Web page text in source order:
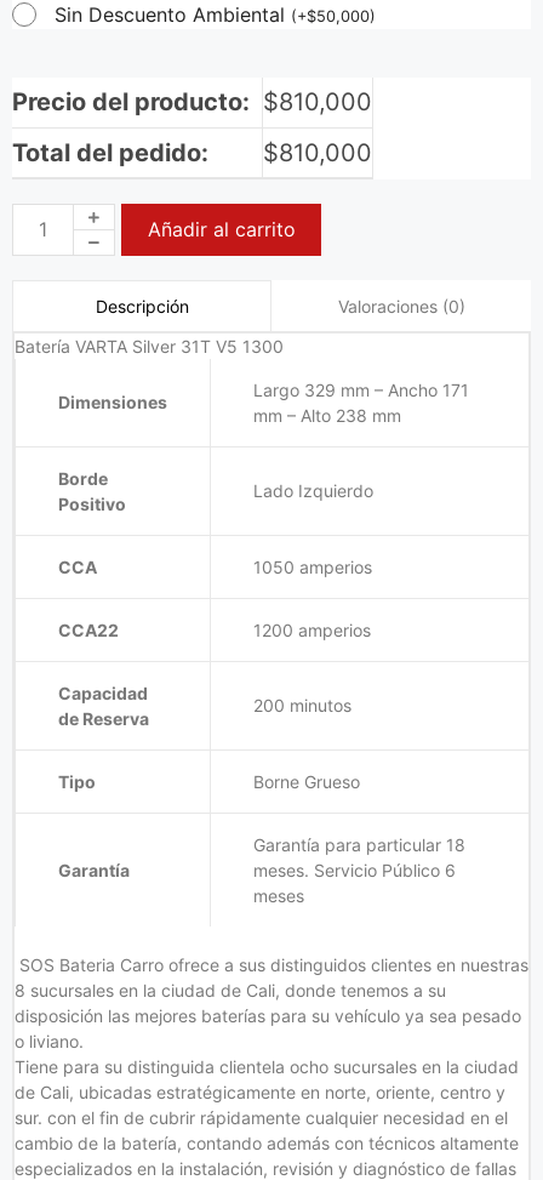
Sin Descuento Ambiental (+$50,000)
Precio del producto: $810,000
Total del pedido:
$810,000
Añadir al carrito
Descripción
Valoraciones (0)
Batería VARTA Silver 31T V5 1300
Dimensiones
Largo 329 mm – Ancho 171
mm – Alto 238 mm
Borde
Positivo
Lado Izquierdo
CCA 1050 amperios
CCA22 1200 amperios
Capacidad
de Reserva
200 minutos
Tipo Borne Grueso
Garantía
Garantía para particular 18
meses. Servicio Público 6
meses
SOS Bateria Carro ofrece a sus distinguidos clientes en nuestras
8 sucursales en la ciudad de Cali, donde tenemos a su
disposición las mejores baterías para su vehículo ya sea pesado
o liviano.
Tiene para su distinguida clientela ocho sucursales en la ciudad
de Cali, ubicadas estratégicamente en norte, oriente, centro y
sur. con el fin de cubrir rápidamente cualquier necesidad en el
cambio de la batería, contando además con técnicos altamente
especializados en la instalación, revisión y diagnóstico de fallas